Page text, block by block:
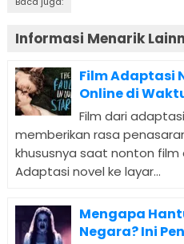
Informasi Menarik
Film Adaptasi
Online di
Film dari
memberikan rasa
khususnya saat nonton film
Adaptasi novel ke layar...
Mengapa
Negara? Ini